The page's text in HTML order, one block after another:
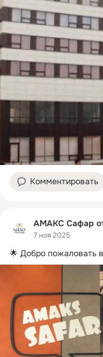
Комментировать
АМАКС Сафар
7 ноя 2025
🌟 Добро пожаловать